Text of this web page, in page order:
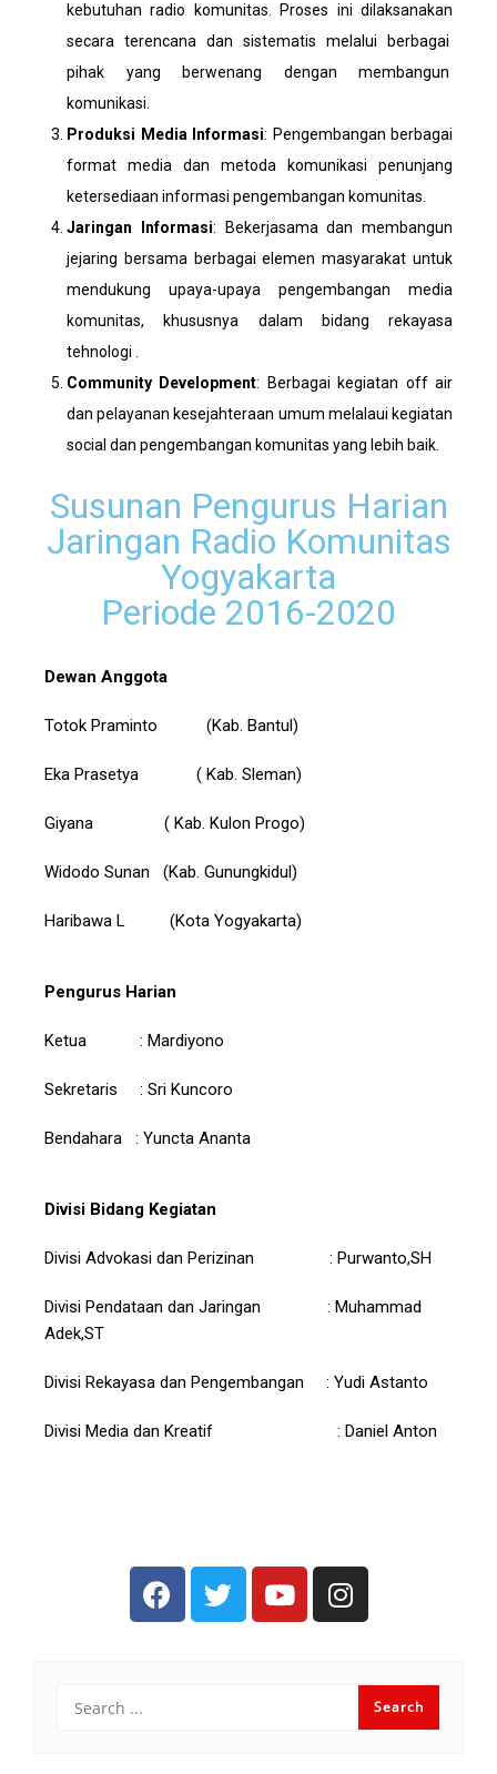
kebutuhan radio komunitas. Proses ini dilaksanakan
secara terencana dan sistematis melalui berbagai
pihak yang berwenang dengan membangun
komunikasi.
Produksi Media Informasi: Pengembangan berbagai
format media dan metoda komunikasi penunjang
ketersediaan informasi pengembangan komunitas.
Jaringan Informasi: Bekerjasama dan membangun
jejaring bersama berbagai elemen masyarakat untuk
mendukung upaya-upaya pengembangan media
komunitas, khususnya dalam bidang rekayasa
tehnologi .
Community Development: Berbagai kegiatan off air
dan pelayanan kesejahteraan umum melalaui kegiatan
social dan pengembangan komunitas yang lebih baik.
Susunan Pengurus Harian
Jaringan Radio Komunitas
Yogyakarta
Periode 2016-2020
Dewan Anggota
Totok Praminto (Kab. Bantul)
Eka Prasetya ( Kab. Sleman)
Giyana ( Kab. Kulon Progo)
Widodo Sunan (Kab. Gunungkidul)
Haribawa L (Kota Yogyakarta)
Pengurus Harian
Ketua : Mardiyono
Sekretaris : Sri Kuncoro
Bendahara : Yuncta Ananta
Divisi Bidang Kegiatan
Divisi Advokasi dan Perizinan : Purwanto,SH
Divisi Pendataan dan Jaringan : Muhammad
Adek,ST
Divisi Rekayasa dan Pengembangan : Yudi Astanto
Divisi Media dan Kreatif : Daniel Anton